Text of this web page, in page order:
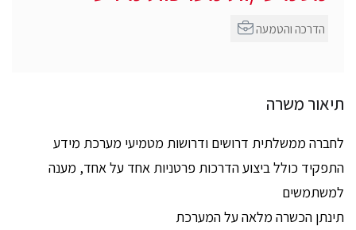
תיאור משרה
לחברה ממשלתית דרושים ודרושות מטמיעי מערכת מידע
התפקיד כולל ביצוע הדרכות פרטניות אחד על אחד, מענה
למשתמשים
תינתן הכשרה מלאה על המערכת